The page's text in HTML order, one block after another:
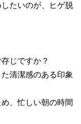
たいのが、ヒゲ脱
じですか？
清潔感のある印象
、忙しい朝の時間